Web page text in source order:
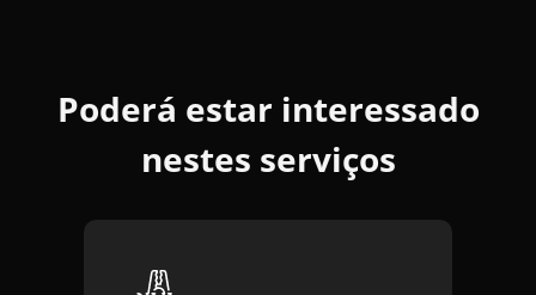
Poderá estar interessado
nestes serviços